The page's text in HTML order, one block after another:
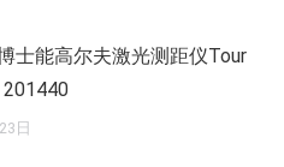
测距仪Tour Z6 JOLT